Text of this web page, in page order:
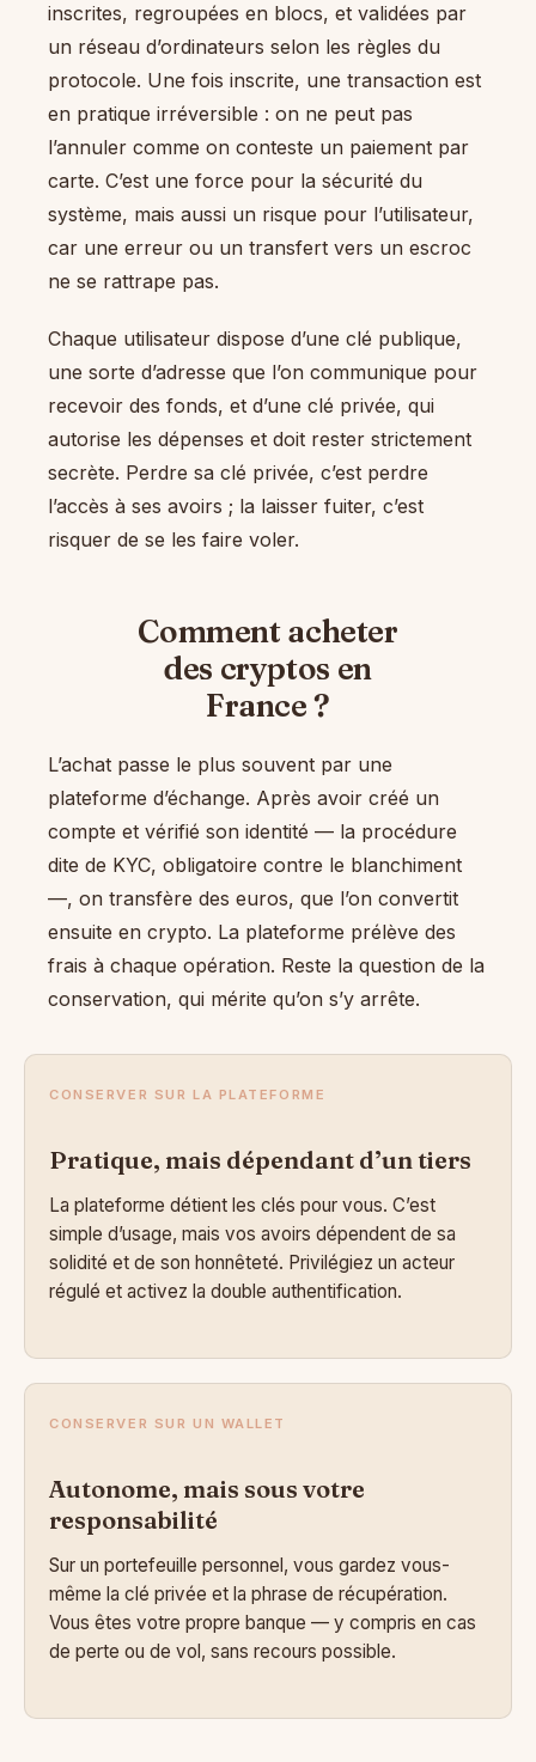
inscrites, regroupées en blocs, et validées par
un réseau d’ordinateurs selon les règles du
protocole. Une fois inscrite, une transaction est
en pratique irréversible : on ne peut pas
l’annuler comme on conteste un paiement par
carte. C’est une force pour la sécurité du
système, mais aussi un risque pour l’utilisateur,
car une erreur ou un transfert vers un escroc
ne se rattrape pas.
Chaque utilisateur dispose d’une clé publique,
une sorte d’adresse que l’on communique pour
recevoir des fonds, et d’une clé privée, qui
autorise les dépenses et doit rester strictement
secrète. Perdre sa clé privée, c’est perdre
l’accès à ses avoirs ; la laisser fuiter, c’est
risquer de se les faire voler.
Comment acheter
des cryptos en
France ?
L’achat passe le plus souvent par une
plateforme d’échange. Après avoir créé un
compte et vérifié son identité — la procédure
dite de KYC, obligatoire contre le blanchiment
—, on transfère des euros, que l’on convertit
ensuite en crypto. La plateforme prélève des
frais à chaque opération. Reste la question de la
conservation, qui mérite qu’on s’y arrête.
CONSERVER SUR LA PLATEFORME
Pratique, mais dépendant d’un tiers
La plateforme détient les clés pour vous. C’est
simple d’usage, mais vos avoirs dépendent de sa
solidité et de son honnêteté. Privilégiez un acteur
régulé et activez la double authentification.
CONSERVER SUR UN WALLET
Autonome, mais sous votre
responsabilité
Sur un portefeuille personnel, vous gardez vous-
même la clé privée et la phrase de récupération.
Vous êtes votre propre banque — y compris en cas
de perte ou de vol, sans recours possible.